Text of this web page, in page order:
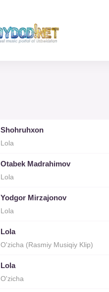
Shohruhxon
Lola
Otabek Madrahimov
Lola
Yodgor Mirzajonov
Lola
Lola
O'zicha (Rasmiy Musiqiy Klip)
Lola
O'zicha